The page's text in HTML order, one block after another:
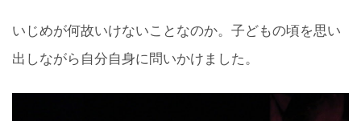
いじめが何故いけないことなのか。子どもの頃を思い
出しながら自分自身に問いかけました。